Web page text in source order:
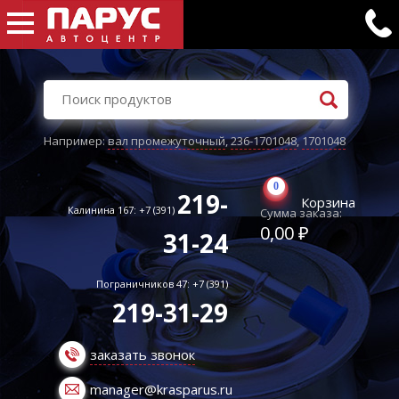
Например:вал промежуточный,236-1701048,1701048
Калинина 167: +7 (391) 219-
31-24
Пограничников 47: +7 (391)
219-31-29
заказать звонок
manager@krasparus.ru
0
Корзина
Сумма заказа:
0,00 ₽